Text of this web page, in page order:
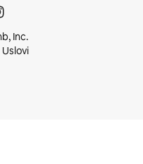
Inc.
Uslovi